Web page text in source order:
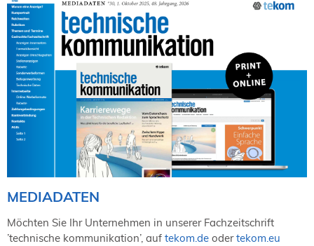
Regionalgruppen
Downloadbereich
MEDIADATEN
Möchten Sie Ihr Unternehmen in unserer Fachzeitschrift
’technische kommunikation’, auf tekom.de odertekom.eu